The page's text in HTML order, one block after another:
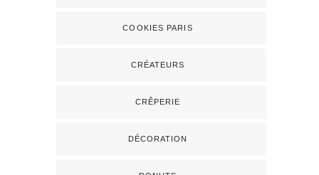
COOKIES PARIS
CRÉATEURS
CRÊPERIE
DÉCORATION